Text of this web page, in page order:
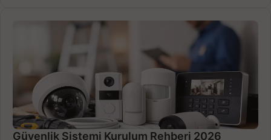
Güvenlik Sistemi Kurulum Rehberi 2026